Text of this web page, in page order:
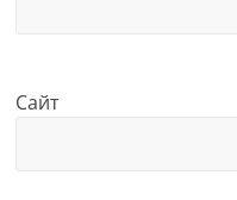
Сайт